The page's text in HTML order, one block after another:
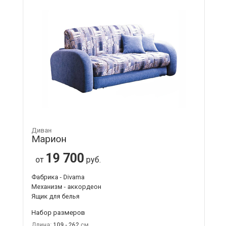
Диван
Марион
от 19 700 руб.
Фабрика - Divama
Механизм - аккордеон
Ящик для белья
Набор размеров